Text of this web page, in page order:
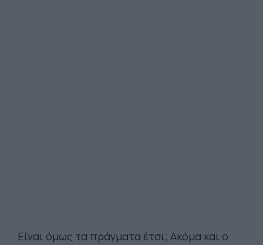
Είναι όμως τα πράγματα έτσι; Ακόμα και ο